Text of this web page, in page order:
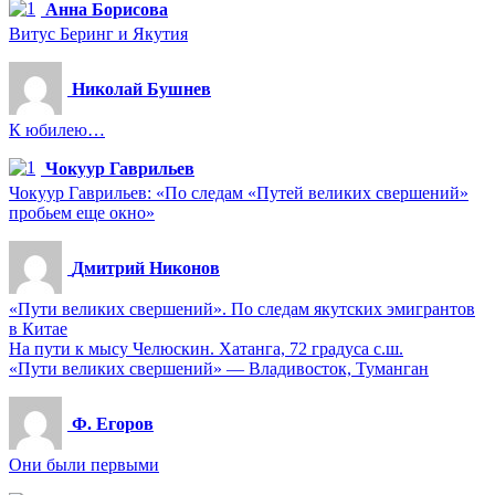
Анна Борисова
Витус Беринг и Якутия
Николай Бушнев
К юбилею…
Чокуур Гаврильев
Чокуур Гаврильев: «По следам «Путей великих свершений»
пробьем еще окно»
Дмитрий Никонов
«Пути великих свершений». По следам якутских эмигрантов
в Китае
На пути к мысу Челюскин. Хатанга, 72 градуса с.ш.
«Пути великих свершений» — Владивосток, Туманган
Ф. Егоров
Они были первыми